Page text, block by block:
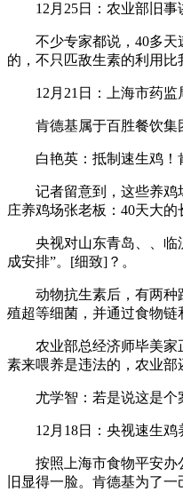
12月25日：农业部旧事讲
不少专家都说，40多天速
的，不只匹敌生素的利用比
12月21日：上海市药监局
肯德基属于百胜餐饮集团
白艳英：抵制速生鸡！肯
记者留意到，这些养鸡场
庄养鸡场张老板：40天大
央视对山东青岛、、临沂
成安排”。[细致]？。
动物抗生素后，有两种路
殖超等细菌，并通过食物链
农业部总经济师毕美家正
素来喂养是违法的，农业部
尤学智：若是说这是个案
12月18日：央视速生鸡养
按照上海市食物平安办公
旧显得一脸。肯德基为了